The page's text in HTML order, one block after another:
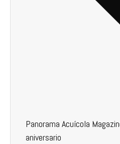
Panorama Acuícola
aniversario